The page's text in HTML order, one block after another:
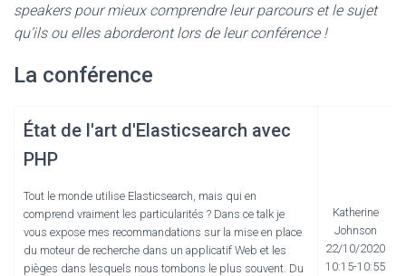
O
speakers pour mieux comprendre leur parcours et le sujet
qu’ils ou elles aborderont lors de leur conférence !
La conférence
État de l'art d'Elasticsearch avec
PHP
Tout le monde utilise Elasticsearch, mais qui en
comprend vraiment les particularités ? Dans ce talk je
vous expose mes recommandations sur la mise en place
du moteur de recherche dans un applicatif Web et les
pièges dans lesquels nous tombons le plus souvent. Du
Katherine
Johnson
22/10/2020
10:15-10:55